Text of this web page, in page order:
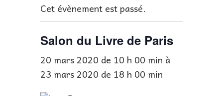
Cet évènement est passé.
Salon du Livre de Paris
20 mars 2020 de 10 h 00 min à
23 mars 2020 de 18 h 00 min